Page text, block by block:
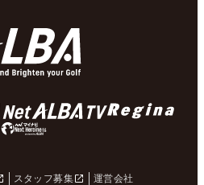
スタッフ募集
運営会社